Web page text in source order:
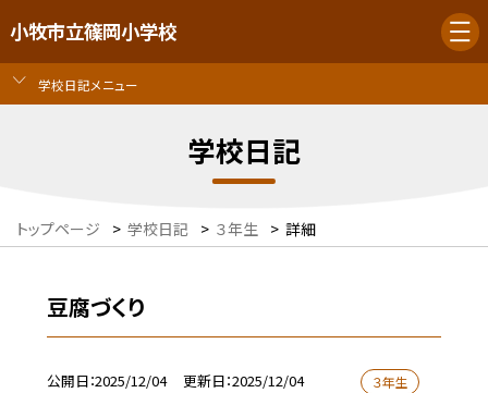
小牧市立篠岡小学校
学校日記メニュー
学校日記
トップページ > 学校日記 > ３年生 > 詳細
豆腐づくり
公開日 2025/12/04 更新日 2025/12/04 ３年生